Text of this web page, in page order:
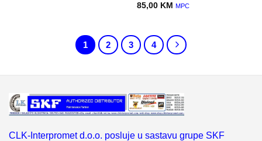
85,00 KM MPC
1 2 3 4
CLK-Interpromet d.o.o. posluje u sastavu grupe SKF